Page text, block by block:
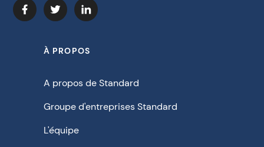
À PROPOS
A propos de Standard
Groupe d'entreprises Standard
L'équipe